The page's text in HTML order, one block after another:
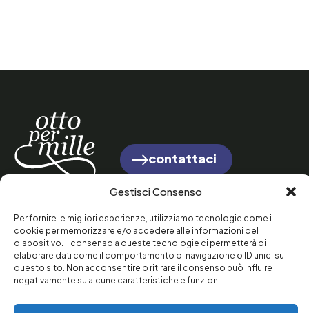
Gestisci Consenso
Per fornire le migliori esperienze, utilizziamo tecnologie come i
cookie per memorizzare e/o accedere alle informazioni del
dispositivo. Il consenso a queste tecnologie ci permetterà di
elaborare dati come il comportamento di navigazione o ID unici su
questo sito. Non acconsentire o ritirare il consenso può influire
negativamente su alcune caratteristiche e funzioni.
contattaci
presenta un
Per saperne di più sulla Soka Gakkai e il Buddismo di
Nichiren Daishonin visita il sitowww.sgi-italia.org
FAQ Press Room Contatti Privacy Policy